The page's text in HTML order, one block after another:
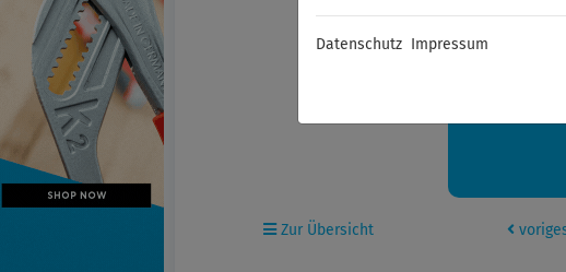
Ihre
Zur Übersicht
Datenschutz Impressum